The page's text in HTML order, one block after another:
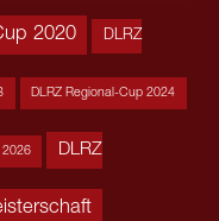
2020 DLRZ
DLRZ Regional-Cup 2024
2026 DLRZ